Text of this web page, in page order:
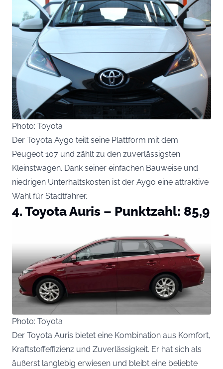
Photo: Toyota
Der Toyota Aygo teilt seine Plattform mit dem
Peugeot 107 und zählt zu den zuverlässigsten
Kleinstwagen. Dank seiner einfachen Bauweise und
niedrigen Unterhaltskosten ist der Aygo eine attraktive
Wahl für Stadtfahrer.
4. Toyota Auris – Punktzahl: 85,9
Photo: Toyota
Der Toyota Auris bietet eine Kombination aus Komfort,
Kraftstoffeffizienz und Zuverlässigkeit. Er hat sich als
äußerst langlebig erwiesen und bleibt eine beliebte